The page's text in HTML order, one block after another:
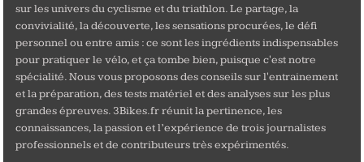
sur les univers du cyclisme et du triathlon. Le partage, la
convivialité, la découverte, les sensations procurées, le défi
personnel ou entre amis : ce sont les ingrédients indispensables
pour pratiquer le vélo, et ça tombe bien, puisque c'est notre
spécialité. Nous vous proposons des conseils sur l'entrainement
et la préparation, des tests matériel et des analyses sur les plus
grandes épreuves. 3Bikes.fr réunit la pertinence, les
connaissances, la passion et l’expérience de trois journalistes
professionnels et de contributeurs très expérimentés.